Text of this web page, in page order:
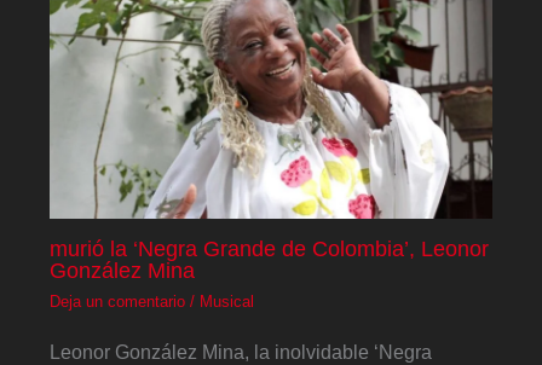
murió la ‘Negra Grande de Colombia’, Leonor
González Mina
Deja un comentario / Musical
Leonor González Mina, la inolvidable ‘Negra